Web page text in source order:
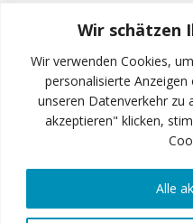
Wir schätzen
Wir verwenden Cookies,
personalisierte
unseren Datenverkehr zu
akzeptieren" klicken,
Alle